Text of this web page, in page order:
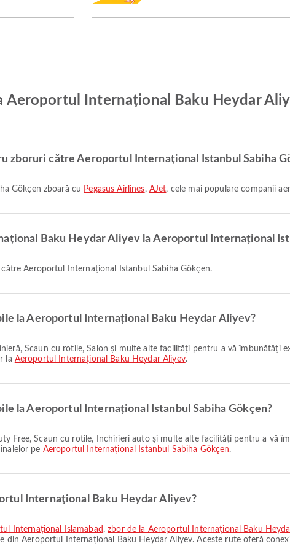
Aeroportul Internațional Baku Heydar
zboruri către Aeroportul Internațional Istanbul Sabiha
Gökçen zboară cu Pegasus Airlines, AJet, cele mai populare companii
Baku Heydar Aliyev la Aeroportul Internațional
Aeroportul Internațional Istanbul Sabiha Gökçen.
la Aeroportul Internațional Baku Heydar Aliyev?
la Aeroportul Internațional Baku Heydar Aliyev.
la Aeroportul Internațional Istanbul Sabiha Gökçen?
pe Aeroportul Internațional Istanbul Sabiha Gökçen.
Internațional Baku Heydar Aliyev?
Internațional Islamabad ,zbor de la Aeroportul Internațional Baku
din Aeroportul Internațional Baku Heydar Aliyev. Aceste rute oferă